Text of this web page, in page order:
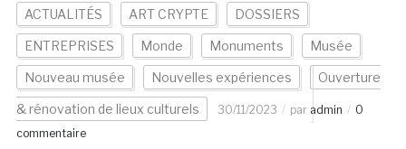
ACTUALITÉS ART CRYPTE DOSSIERS
ENTREPRISES Monde Monuments Musée
Nouveau musée Nouvelles expériences Ouverture
& rénovation de lieux culturels 30/11/2023 par admin
0
commentaire